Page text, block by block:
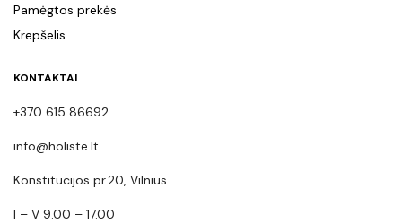
Pamėgtos prekės
Krepšelis
KONTAKTAI
+370 615 86692
info@holiste.lt
Konstitucijos pr.20, Vilnius
I – V 9.00 – 17.00